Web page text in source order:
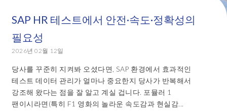
SAP HR 테스트에서 안전·속도·정확성의
필요성
2026년 02월 12일
당사를 꾸준히 지켜봐 오셨다면, SAP 환경에서 효과적인
테스트 데이터 관리가 얼마나 중요한지 당사가 반복해서
강조해 왔다는 점을 잘 알고 계실 겁니다. 포뮬러 1
팬이시라면(특히 F1 영화의 놀라운 속도감과 현실감...